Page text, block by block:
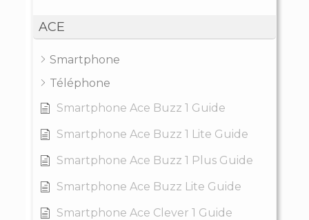
ACE
Smartphone
Téléphone
Smartphone Ace Buzz 1 Guide
Smartphone Ace Buzz 1 Lite Guide
Smartphone Ace Buzz 1 Plus Guide
Smartphone Ace Buzz Lite Guide
Smartphone Ace Clever 1 Guide